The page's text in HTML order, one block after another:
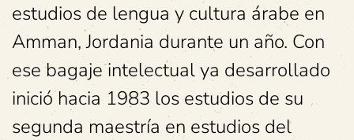
estudios de lengua y cultura árabe en
Amman, Jordania durante un año. Con
ese bagaje intelectual ya desarrollado
inició hacia 1983 los estudios de su
segunda maestría en estudios del